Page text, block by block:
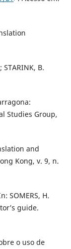
STARINK, B.
Studies Group,
and
Kong, v. 9, n.
SOMERS, H.
guide.
o uso de